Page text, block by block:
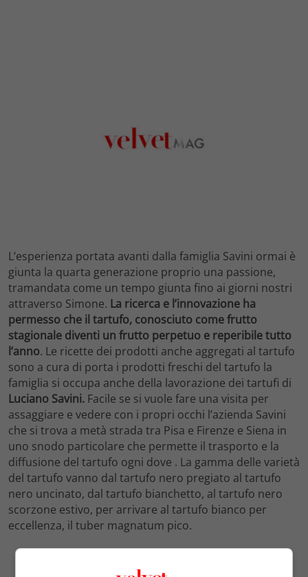
L’esperienza portata avanti dalla famiglia Savini ormai è
giunta la quarta generazione proprio una passione,
tramandata come un tempo giunta fino ai giorni nostri
attraverso Simone. La ricerca e l’innovazione ha
permesso che il tartufo, conosciuto come frutto
stagionale diventi un frutto perpetuo e reperibile tutto
l’anno. Le ricette dei prodotti anche aggregati al tartufo
sono a cura di porta i prodotti freschi del tartufo la
famiglia si occupa anche della lavorazione dei tartufi di
Luciano Savini. Facile se si vuole fare una visita per
assaggiare e vedere con i propri occhi l’azienda Savini
che si trova a metà strada tra Pisa e Firenze e Siena in
uno snodo particolare che permette il trasporto e la
diffusione del tartufo ogni dove . La gamma delle varietà
del tartufo vanno dal tartufo nero pregiato al tartufo
nero uncinato, dal tartufo bianchetto, al tartufo nero
scorzone estivo, per arrivare al tartufo bianco per
eccellenza, il tuber magnatum pico.